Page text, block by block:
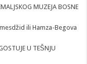
MUZEJA BOSNE
ili Hamza-Begova
U TEŠNJU